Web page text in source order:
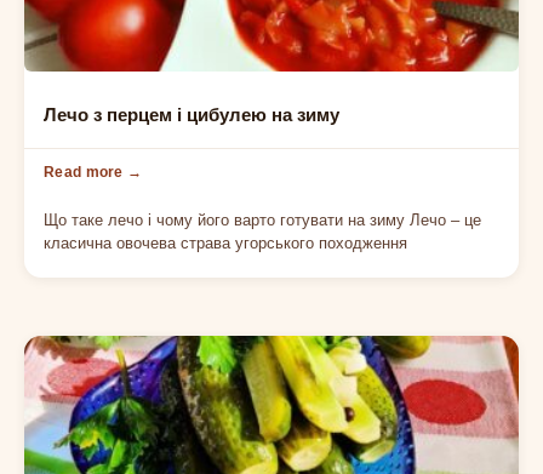
ОВОЧЕВІ ЗАКУСКИ
Лечо з перцем і цибулею на зиму
Що таке лечо і чому його варто готувати на зиму Лечо – це
класична овочева страва угорського походження